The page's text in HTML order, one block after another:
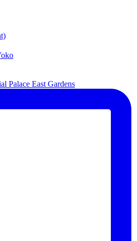
Palace East Gardens